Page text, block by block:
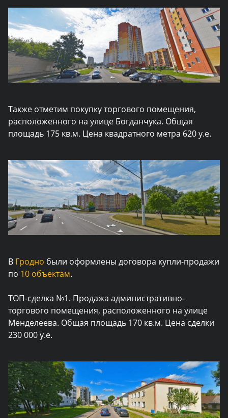
Также отметим покупку торгового помещения,
расположенного на улице Богданчука. Общая
площадь 175 кв.м. Цена квадратного метра 620 у.е.
В Гродно были оформлены договора купли-продажи
по 10 объектам.
ТОП-сделка №1. Продажа административно-
торгового помещения, расположенного на улице
Менделеева. Общая площадь 170 кв.м. Цена сделки
230 000 у.е.